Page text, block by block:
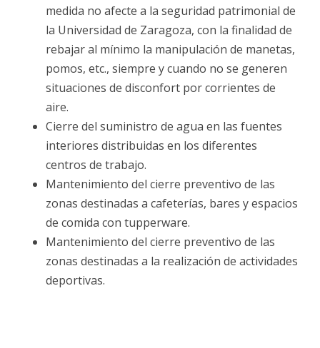
medida no afecte a la seguridad patrimonial de
la Universidad de Zaragoza, con la finalidad de
rebajar al mínimo la manipulación de manetas,
pomos, etc., siempre y cuando no se generen
situaciones de disconfort por corrientes de
aire.
Cierre del suministro de agua en las fuentes
interiores distribuidas en los diferentes
centros de trabajo.
Mantenimiento del cierre preventivo de las
zonas destinadas a cafeterías, bares y espacios
de comida con tupperware.
Mantenimiento del cierre preventivo de las
zonas destinadas a la realización de actividades
deportivas.